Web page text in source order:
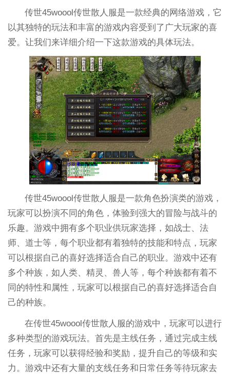
传世45woool传世散人服是一款经典的网络游戏，它
以其独特的玩法和丰富的游戏内容受到了广大玩家的喜
爱。让我们来详细介绍一下这款游戏的具体玩法。
传世45woool传世散人服是一款角色扮演类的游戏，
玩家可以扮演不同的角色，体验到强大的冒险与战斗的
乐趣。游戏中拥有多个职业供玩家选择，如战士、法
师、道士等，每个职业都有着独特的技能和特点，玩家
可以根据自己的喜好选择适合自己的职业。游戏中还有
多个种族，如人类、精灵、兽人等，每个种族都有着不
同的特性和属性，玩家可以根据自己的喜好选择适合自
己的种族。
在传世45woool传世散人服的游戏中，玩家可以进行
多种类型的游戏玩法。首先是主线任务，通过完成主线
任务，玩家可以获得经验和奖励，提升自己的等级和实
力。游戏中还有大量的支线任务和日常任务等待玩家去